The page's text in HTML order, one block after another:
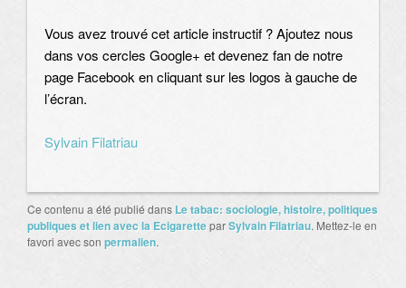
Vous avez trouvé cet article instructif ? Ajoutez nous
dans vos cercles Google+ et devenez fan de notre
page Facebook en cliquant sur les logos à gauche de
l’écran.
Sylvain Filatriau
Ce contenu a été publié dans Le tabac: sociologie, histoire, politiques
publiques et lien avec la EcigaretteparSylvain Filatriau. Mettez-le en
favori avec son permalien.